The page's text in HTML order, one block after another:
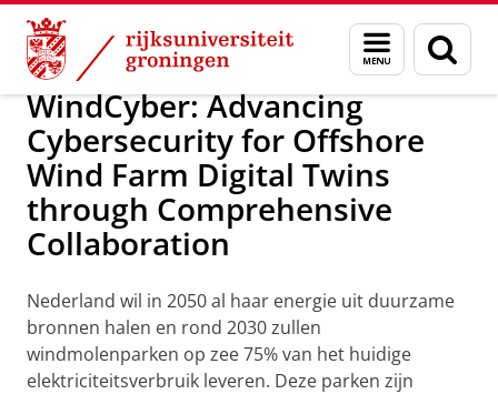
Skip
Content
Skip
Navigation
Menu
en
zoeken
Over ons Persoonsgebonden beurzen
WindCyber: Advancing
Cybersecurity for Offshore
Wind Farm Digital Twins
through Comprehensive
Collaboration
Nederland wil in 2050 al haar energie uit duurzame
bronnen halen en rond 2030 zullen
windmolenparken op zee 75% van het huidige
elektriciteitsverbruik leveren. Deze parken zijn